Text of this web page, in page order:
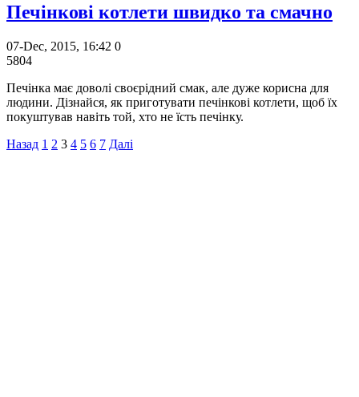
Печінкові котлети швидко та смачно
07-Dec, 2015, 16:42 0
5804
Печінка має доволі своєрідний смак, але дуже корисна для
людини. Дізнайся, як приготувати печінкові котлети, щоб їх
покуштував навіть той, хто не їсть печінку.
Назад 1 2 3 4 5 6 7 Далі